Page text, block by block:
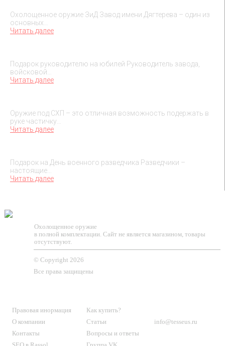
Охолощенное оружие ЗиД Завод имени Дягтерева – один из
основных…
Читать далее
Подарок руководителю на юбилей Руководитель завода,
войсковой…
Читать далее
Оружие под СХП – это отличная возможность подержать в
руке частичку…
Читать далее
Подарок на День военного разведчика Разведчики –
настоящие…
Читать далее
Охолощенное оружие
в полной комплектации. Сайт не является магазином, товары
отсутствуют.
© Copyright 2026
Все права защищены
Правовая инормация
О компании
Контакты
Как купить?
Статьи
Вопросы и ответы
info@tesseus.ru